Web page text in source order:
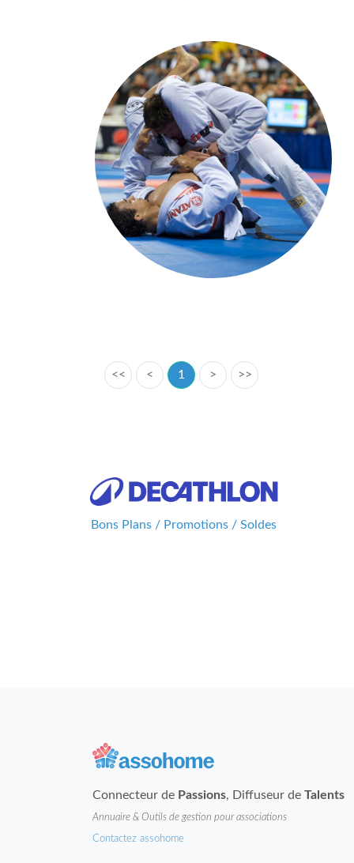
<< < 1 > >>
Bons Plans / Promotions / Soldes
Connecteur de Passions, Diffuseur de Talents
Annuaire & Outils de gestion pour associations
Contactez assohome